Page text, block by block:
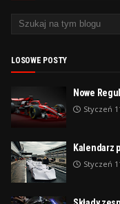
LOSOWE POSTY
Nowe
Styczeń
Kalendarz
Styczeń